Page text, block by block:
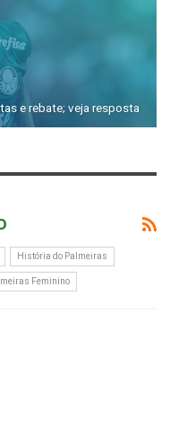
e rebate; veja resposta
História do Palmeiras
Feminino